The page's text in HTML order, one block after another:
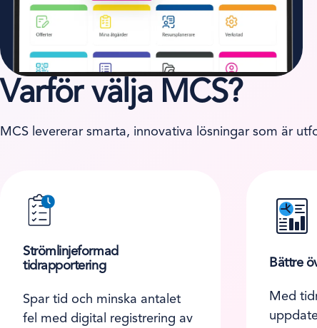
Varför välja MCS?
MCS levererar smarta, innovativa lösningar som är
Strömlinjeformad
tidrapportering
Spar tid och minska antalet
fel med digital registrering av
Bättre
Med